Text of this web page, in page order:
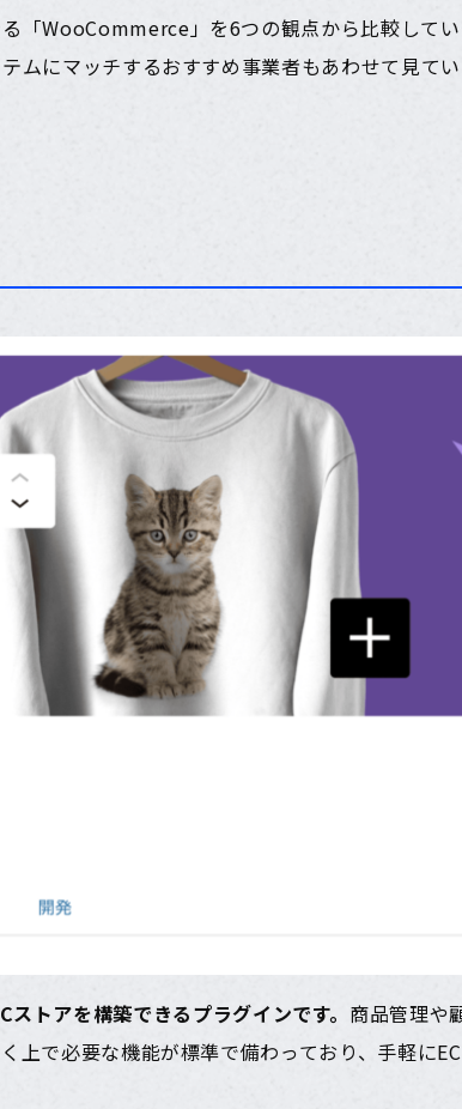
「WooCommerce」を6つの観点から比較して
ムにマッチするおすすめ事業者もあわせて見てい
トアを構築できるプラグインです。 商品管理や
で必要な機能が標準で備わっており、手軽にEC